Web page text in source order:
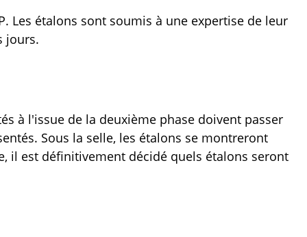
Les étalons sont soumis à une expertise de leur
jours.
à l'issue de la deuxième phase doivent passer
Sous la selle, les étalons se montreront
il est définitivement décidé quels étalons seront